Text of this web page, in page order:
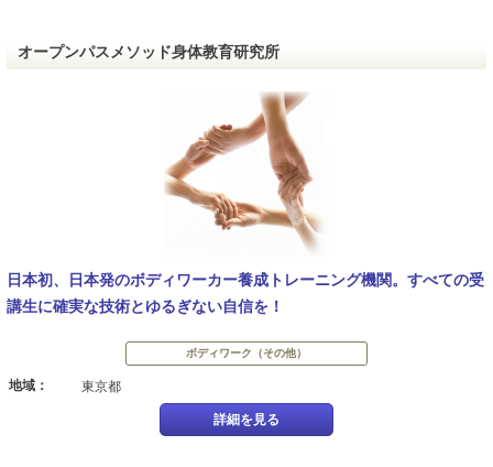
オープンパスメソッド身体教育研究所
日本初、日本発のボディワーカー養成トレーニング機関。すべての受
講生に確実な技術とゆるぎない自信を！
ボディワーク（その他）
地域： 東京都
詳細を見る